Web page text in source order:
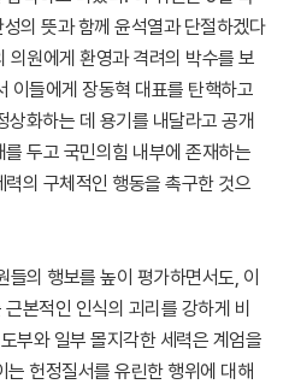
의 뜻과 함께 윤석열과 단절하겠다
원에게 환영과 격려의 박수를 보
이들에게 장동혁 대표를 탄핵하고
화하는 데 용기를 내달라고 공개
두고 국민의힘 내부에 존재하는
의 구체적인 행동을 촉구한 것으
의 행보를 높이 평가하면서도, 이
본적인 인식의 괴리를 강하게 비
부와 일부 몰지각한 세력은 계엄을
헌정질서를 유린한 행위에 대해